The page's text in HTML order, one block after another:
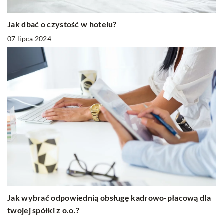
Jak dbać o czystość w hotelu?
07 lipca 2024
Jak wybrać odpowiednią obsługę kadrowo-płacową dla
twojej spółki z o.o.?